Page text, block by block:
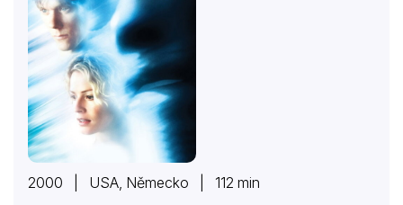
2000 | USA, Německo | 112 min